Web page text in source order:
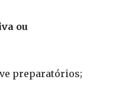
ou
preparatórios;